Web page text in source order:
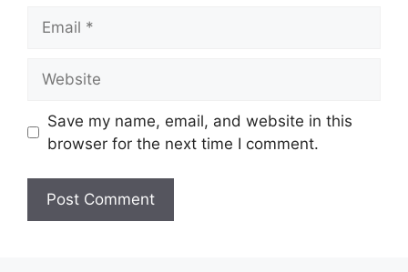
Save my name, email, and website in this
browser for the next time I comment.